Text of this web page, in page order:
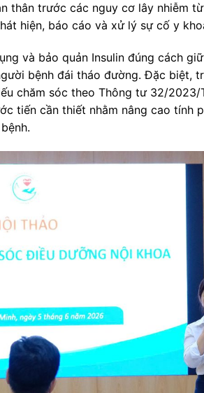
thân trước các nguy cơ lây nhiễm
hiện, báo cáo và xử lý sự cố y
và bảo quản Insulin đúng cách
bệnh đái tháo đường. Đặc biệt,
chăm sóc theo Thông tư 32/
tiến cần thiết nhằm nâng cao tính